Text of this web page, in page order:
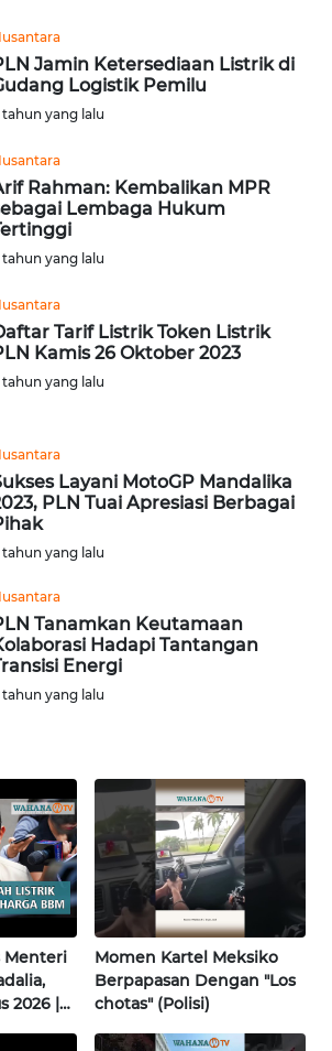
Jamin Ketersediaan Listrik di
Logistik Pemilu
tahun yang lalu
Rahman: Kembalikan MPR
Lembaga Hukum
tahun yang lalu
Tarif Listrik Token Listrik
Kamis 26 Oktober 2023
tahun yang lalu
Layani MotoGP Mandalika
PLN Tuai Apresiasi Berbagai
tahun yang lalu
Tanamkan Keutamaan
Hadapi Tantangan
Energi
tahun yang lalu
Menteri
2026 |
Momen Kartel Meksiko
Berpapasan Dengan "Los
chotas" (Polisi)